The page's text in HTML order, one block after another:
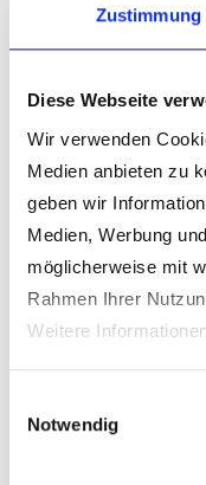
Zustimmung
Diese Webseite
Wir verwenden
Medien anbieten zu
geben wir
Medien, Werbung
möglicherweise mit
Rahmen Ihrer
Weitere
Notwendig
entnehmen lässt,
abschließend
Die während des
erhobenen
spätestens nach
6.5
Sie haben jederzeit
Ihrer
werden. Alle